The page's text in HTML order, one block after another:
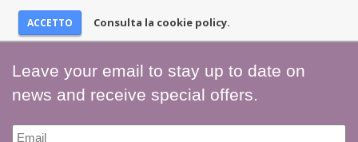
Consulta la cookie policy.
Leave your email to stay up to date on
news and receive special offers.